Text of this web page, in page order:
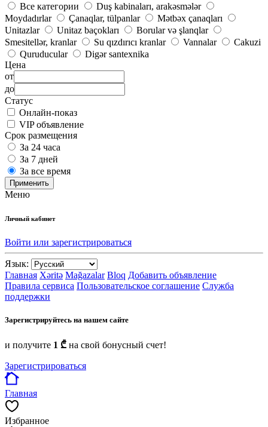
Все категории
Duş kabinaları, arakəsmələr
Moydadırlar
Çanaqlar, tülpanlar
Mətbəx çanaqları
Unitazlar
Unitaz baçokları
Borular və şlanqlar
Smesitellər, kranlar
Su qızdırıcı kranlar Vannalar
Cakuzi
Quruducular
Digər santexnika
Цена
от
до
Статус
Онлайн-показ
VIP объявление
Срок размещения
За 24 часа
За 7 дней
За все время
Применить
Меню
Личный кабинет
Войти или зарегистрироваться
Язык:
Главная Xəritə Mağazalar Bloq Добавить объявление
Правила сервиса Пользовательское соглашение Служба
поддержки
Зарегистрируйтесь на нашем сайте
и получите 1 ₾ на свой бонусный счет!
Зарегистрироваться
Главная
Избранное